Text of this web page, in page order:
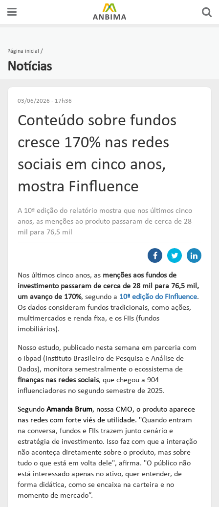
GOVERNANÇA
ASSOCIADOS
COMUNICADOS OFICIAIS
INSTITUCIONAL
Links mais acessados:
governança
associados
LISTA DE ASSOCIADOS
NOTÍCIAS
GRUPOS CONSULTIVOS
REDES
FÓRUNS DE APOIO
REPRESENTAR
Links mais acessados:
fóruns de representação
grupos consultivos permanentes
MACROECONÔMICO
documentos
documentos
BIBLIOTECA DE
DOCUMENTOS
entenda o compromisso
REPRESENTAR
CÓDIGOS
SUPERVISÃO
SOLICITAÇÕES & SERVIÇOS
AUTORREGULAR
Links mais acessados:
autorregulação
solicitações
HABILITAÇÃO DE
ADMINISTRADORES
COMO ADERIR
sistemas
SSM
entenda o compromisso
AUTORREGULAR
CURSOS
EDUCAÇÃO DO INVESTIDOR
Links mais acessados:
plataforma
ANBIMA EDU
transição
CPA-10, CPA-20 E CEA
Página inicial
Notícias
03/06/2026 - 17h36
Conteúdo sobre fundos
cresce 170% nas redes
sociais em cinco anos,
mostra Finfluence
A 10ª edição do relatório mostra que nos últimos cinco
anos, as menções ao produto passaram de cerca de 28
mil para 76,5 mil
Nos últimos cinco anos, as menções aos fundos de
investimento passaram de cerca de 28 mil para 76,5 mil,
um avanço de 170%, segundo a 10ª edição do FInfluence.
Os dados consideram fundos tradicionais, como ações,
multimercados e renda fixa, e os FIIs (fundos
imobiliários).
Nosso estudo, publicado nesta semana em parceria com
o Ibpad (Instituto Brasileiro de Pesquisa e Análise de
Dados), monitora semestralmente o ecossistema de
finanças nas redes sociais, que chegou a 904
influenciadores no segundo semestre de 2025.
Segundo Amanda Brum, nossa CMO, o produto aparece
nas redes com forte viés de utilidade. "Quando entram
na conversa, fundos e FIIs trazem junto cenário e
estratégia de investimento. Isso faz com que a interação
não aconteça diretamente sobre o produto, mas sobre
tudo o que está em volta dele", afirma. "O público não
está interessado apenas no ativo, quer entender, de
forma didática, como se encaixa na carteira e no
momento de mercado”.